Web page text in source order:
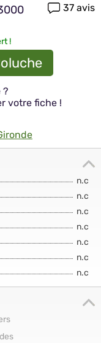
37 avis
!
?
votre fiche !
n.c
n.c
n.c
n.c
n.c
n.c
n.c